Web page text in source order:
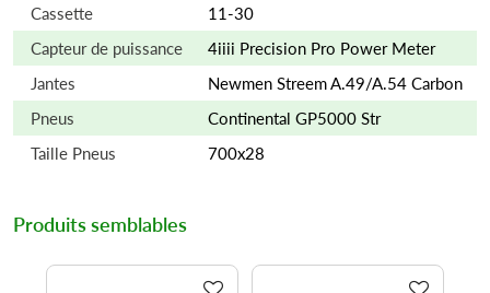
Cassette
11-30
Capteur de puissance
4iiii Precision Pro Power Meter
Jantes
Newmen Streem A.49/A.54 Carbon
Pneus
Continental GP5000 Str
Taille Pneus
700x28
Produits semblables